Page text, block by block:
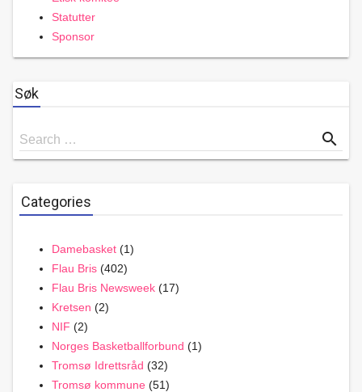
Statutter
Sponsor
Søk
Search
for
Search … search
Categories
Damebasket (1)
Flau Bris (402)
Flau Bris Newsweek (17)
Kretsen (2)
NIF (2)
Norges Basketballforbund (1)
Tromsø Idrettsråd (32)
Tromsø kommune (51)